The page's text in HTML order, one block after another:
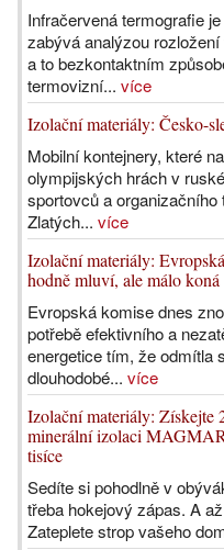
Infračervená termografie
zabývá analýzou
a to bezkontaktním
termovizní... více
Izolační materiály: Česko-
Mobilní kontejnery, které
olympijských hrách v
sportovců a
Zlatých... více
Izolační materiály:
hodně mluví, ale málo koná
Evropská komise dnes
potřebě efektivního a
energetice tím, že odmítla
dlouhodobé... více
Izolační materiály: Získejte
minerální izolaci
tisíce
Sedíte si pohodlně v
třeba hokejový zápas. A
Zateplete strop vašeho